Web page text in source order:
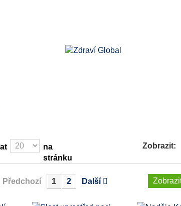
Zobrazit:
na
stránku
Předchozí 1 2 Další